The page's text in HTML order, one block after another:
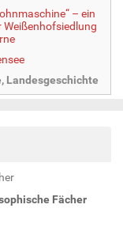
– ein
Weißenhofsiedlung
Landesgeschichte
Fächer